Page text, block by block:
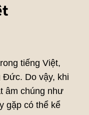
tiếng Việt,
Đức. Do vậy, khi
âm chúng như
gặp có thể kể